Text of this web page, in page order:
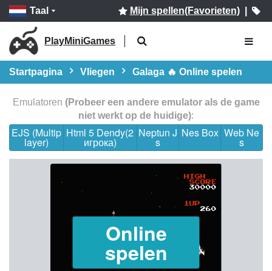
Taal Mijn spellen(Favorieten)|
PlayMiniGames
Startpagina Vliegen Galaga 🔥 Online spelen
Emulatoren (Probeer een andere emulator als de game
niet werkt op de huidige):
EJS (Multip
layer)
Html 5 Dendy(2
игрока)
Neptun J
s
Nes Box Web Ne
s
Online
spelen